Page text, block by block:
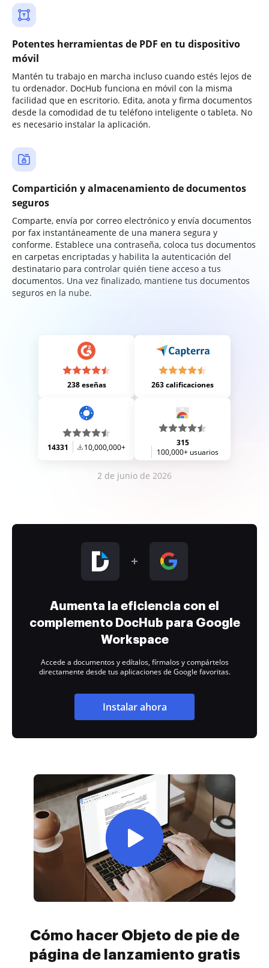
Potentes herramientas de PDF en tu dispositivo
móvil
Mantén tu trabajo en marcha incluso cuando estés lejos de
tu ordenador. DocHub funciona en móvil con la misma
facilidad que en escritorio. Edita, anota y firma documentos
desde la comodidad de tu teléfono inteligente o tableta. No
es necesario instalar la aplicación.
Compartición y almacenamiento de documentos
seguros
Comparte, envía por correo electrónico y envía documentos
por fax instantáneamente de una manera segura y
conforme. Establece una contraseña, coloca tus documentos
en carpetas encriptadas y habilita la autenticación del
destinatario para controlar quién tiene acceso a tus
documentos. Una vez finalizado, mantiene tus documentos
seguros en la nube.
238 eseñas 263 calificaciones
14331 10,000,000+
315
100,000+ usuarios
2 de junio de 2026
Aumenta la eficiencia con el
complemento DocHub para Google
Workspace
Accede a documentos y edítalos, fírmalos y compártelos
directamente desde tus aplicaciones de Google favoritas.
Instalar ahora
Cómo hacer Objeto de pie de
página de lanzamiento gratis